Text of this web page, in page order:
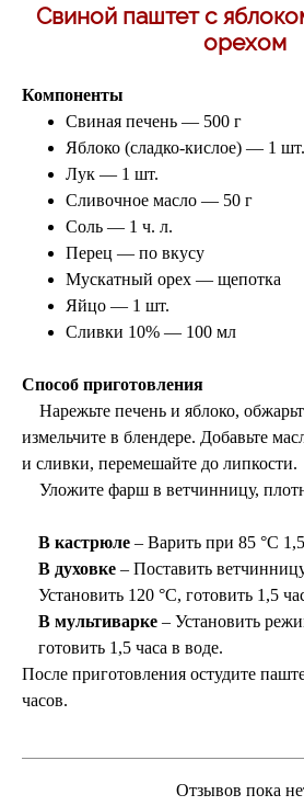
Свиной паштет с
орехом
Компоненты
Свиная печень — 500 г
Яблоко (сладко-кислое) — 1 шт.
Лук — 1 шт.
Сливочное масло — 50 г
Соль — 1 ч. л.
Перец — по вкусу
Мускатный орех — щепотка
Яйцо — 1 шт.
Сливки 10% — 100 мл
Способ приготовления
Нарежьте печень и яблоко,
измельчите в блендере. Добавьте
и сливки, перемешайте до липкости.
Уложите фарш в ветчинницу,
В кастрюле – Варить при 85 °C
В духовке – Поставить
Установить 120 °C, готовить 1,5
В мультиварке – Установить
готовить 1,5 часа в воде.
После приготовления остудите
часов.
Отзывов пока